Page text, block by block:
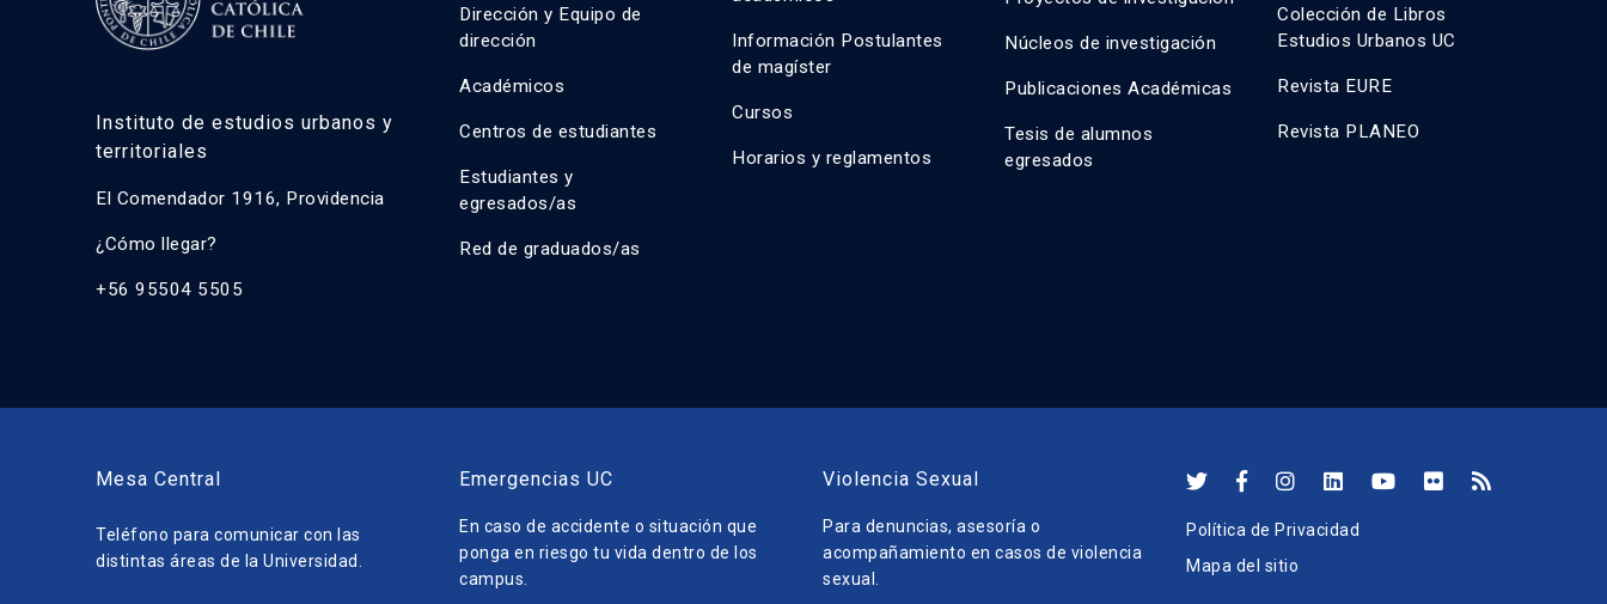
Instituto de estudios urbanos y
territoriales
El Comendador 1916, Providencia
¿Cómo llegar?
+56 95504 5505
Dirección y Equipo de
dirección
Académicos
Centros de estudiantes
Estudiantes y
egresados/as
Red de graduados/as
Información Postulantes
de magíster
Cursos
Horarios y reglamentos
Núcleos de investigación
Publicaciones Académicas
Tesis de alumnos
egresados
Colección de Libros
Estudios Urbanos UC
Revista EURE
Revista PLANEO
Mesa Central
Teléfono para comunicar con las
distintas áreas de la Universidad.
Emergencias UC
En caso de accidente o situación que
ponga en riesgo tu vida dentro de los
campus.
Violencia Sexual
Para denuncias, asesoría o
acompañamiento en casos de violencia
sexual.
Política de Privacidad
Mapa del sitio